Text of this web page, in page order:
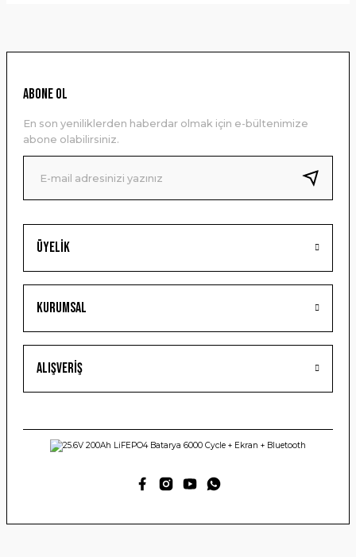
Ürün resmi kalitesiz, bozuk veya görüntülenemiyor.
Ürün bilgilerinde hatalar bulunuyor.
Ürün fiyatı diğer sitelerden daha pahalı.
Bu ürüne benzer farklı alternatifler olmalı.
Gönder
Üyelik
Kurumsal
Alışveriş
ABONE OL
En son yeniliklerden haberdar olmak için e-bültenimize
abone olabilirsiniz.